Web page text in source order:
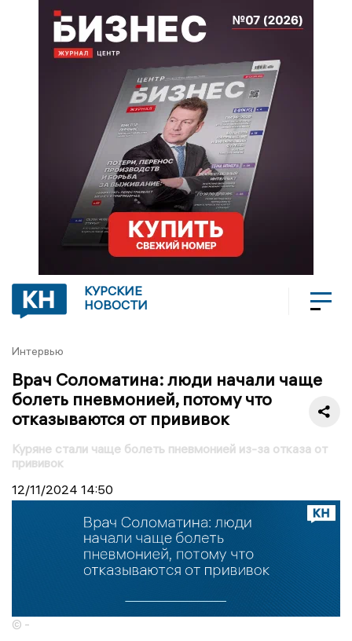
КУРСКИЕ
НОВОСТИ
Интервью
Врач Соломатина: люди начали чаще
болеть пневмонией, потому что
отказываются от прививок
Куряне стали чаще болеть пневмонией из-за отказа от
прививок
12/11/2024 14:50
© -